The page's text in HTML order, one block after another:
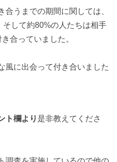
うまでの期間に関しては、
そして約80%の人たちは相手
合っていました。
風に出会って付き合いました
ト欄より 是非教えてくださ